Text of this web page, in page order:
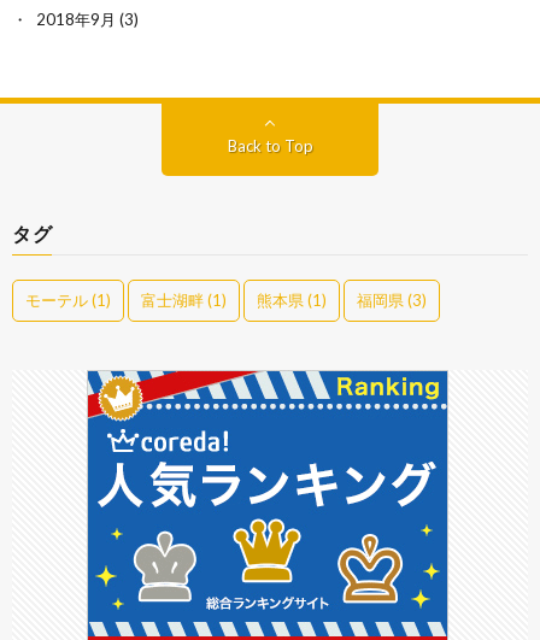
2018年9月 (3)
Back to Top
タグ
モーテル(1) 富士湖畔(1) 熊本県(1) 福岡県(3)